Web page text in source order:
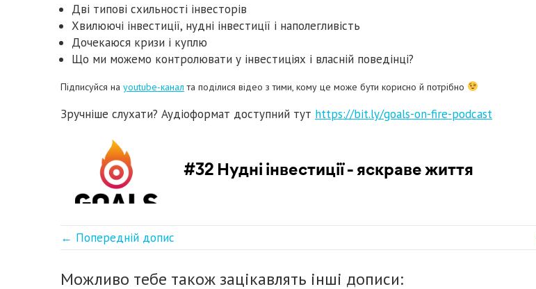
Дві типові схильності інвесторів
Хвилюючі інвестиції, нудні інвестиції і наполегливість
Дочекаюся кризи і куплю
Що ми можемо контролювати у інвестиціях і власній поведінці?
Підписуйся на youtube-канал та поділися відео з тими, кому це може бути корисно й потрібно
Зручніше слухати? Аудіоформат доступний тут https://bit.ly/goals-on-fire-podcast
← Попередній допис
Можливо тебе також зацікавлять інші дописи: